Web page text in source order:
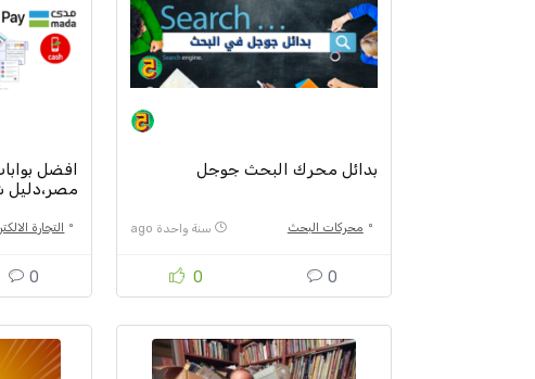
بدائل محرك البحث جوجل
محركات البحث سنة واحدة ago
0 0
افضل
مصر،دليل
التجارة
0